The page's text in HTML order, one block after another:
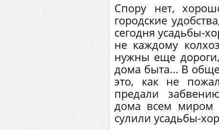
Спору нет,
городские
сегодня усадьбы-
не каждому
нужны еще
дома быта... В
это, как не
предали
дома всем миром
сулили усадьбы-